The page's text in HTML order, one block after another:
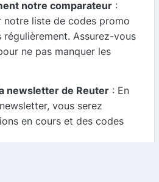
notre comparateur :
notre liste de codes promo
Assurez-vous
ne pas manquer les
newsletter de Reuter : En
vous serez
en cours et des codes